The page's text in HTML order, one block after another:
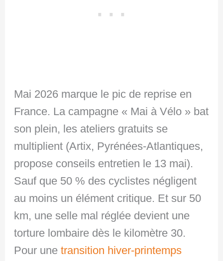
Mai 2026 marque le pic de reprise en
France. La campagne « Mai à Vélo » bat
son plein, les ateliers gratuits se
multiplient (Artix, Pyrénées-Atlantiques,
propose conseils entretien le 13 mai).
Sauf que 50 % des cyclistes négligent
au moins un élément critique. Et sur 50
km, une selle mal réglée devient une
torture lombaire dès le kilomètre 30.
Pour unetransition hiver-printemps